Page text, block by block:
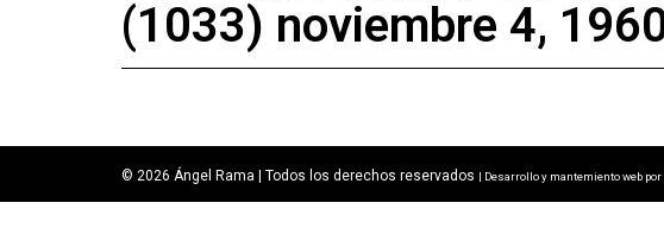
(1033) noviembre 4,
© 2026 Ángel Rama | Todos los derechos reservados | Desarrollo y mantemiento web por